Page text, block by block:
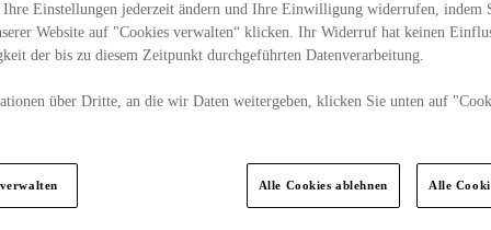
Ihre Einstellungen jederzeit ändern und Ihre Einwilligung widerrufen, indem
Website auf "Cookies verwalten“ klicken. Ihr Widerruf hat keinen
der bis zu diesem Zeitpunkt durchgeführten Datenverarbeitung.
über Dritte, an die wir Daten weitergeben, klicken Sie unten auf
Alle Cookies ablehnen Alle